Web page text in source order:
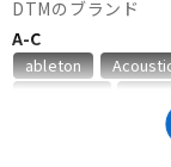
アンプ
DTMのブランド
A-C
ableton
Artiphon